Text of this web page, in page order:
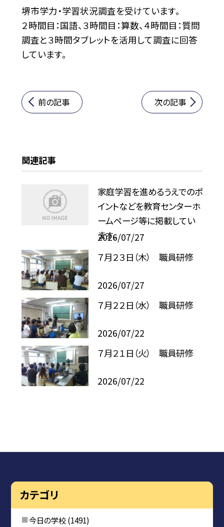
堺市学力・学習状況調査を受けています。
２時間目：国語、３時間目：算数、４時間目：質問
調査と３時間タブレットを活用して調査に回答
しています。
前の記事 次の記事
関連記事
家庭学習を進めるうえでのポ
イントなどを教育センターホ
ームページ等に掲載してい
ます。
2026/07/27
７月２３日（木） 職員研修
2026/07/27
７月２２日（水） 職員研修
2026/07/22
７月２１日（火） 職員研修
2026/07/22
カテゴリ
今日の学校(1491)